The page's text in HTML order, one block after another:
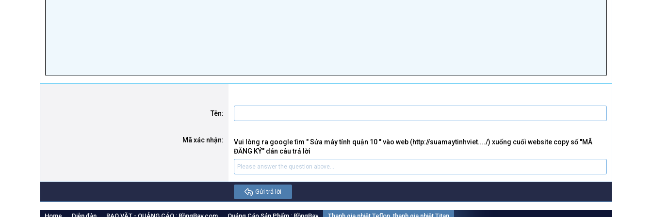
Tên
Mã xác nhận
Vui lòng ra google tìm " Sửa máy tính quận 10 " vào web (http://suamaytinhviet..../) xuống cuối website copy số "MÃ
ĐĂNG KÝ" dán câu trả lời
Gửi trả lời